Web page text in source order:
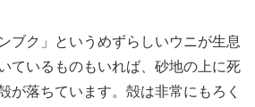
ブク」というめずらしいウニが生息
ているものもいれば、砂地の上に死
が落ちています。殻は非常にもろく